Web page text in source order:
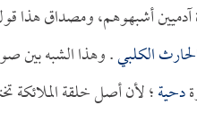
أشبهوهم، ومصداق هذا
الكلبي. وهذا الشبه بين
دحية؛ لأن أصل خلقة